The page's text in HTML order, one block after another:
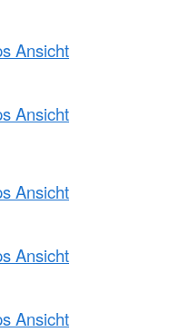
Ansicht
Ansicht
Ansicht
Ansicht
Ansicht